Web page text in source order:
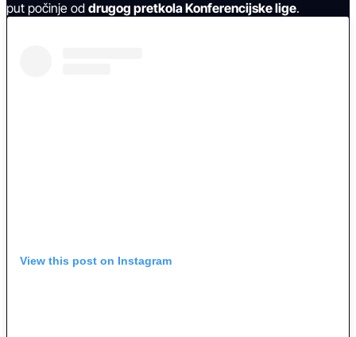
put počinje od drugog pretkola Konferencijske lige.
View this post on Instagram